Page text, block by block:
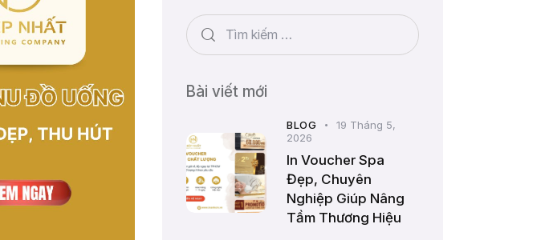
Bài viết mới
BLOG
19 Tháng 5,
2026
In Voucher Spa
Đẹp, Chuyên
Nghiệp Giúp Nâng
Tầm Thương Hiệu